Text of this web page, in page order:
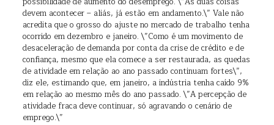
devem acontecer – aliás, já estão em andamento.\” Vale não
acredita que o grosso do ajuste no mercado de trabalho tenha
ocorrido em dezembro e janeiro. \”Como é um movimento de
desaceleração de demanda por conta da crise de crédito e de
confiança, mesmo que ela comece a ser restaurada, as quedas
de atividade em relação ao ano passado continuam fortes\”,
diz ele, estimando que, em janeiro, a indústria tenha caído 9%
em relação ao mesmo mês do ano passado. \”A percepção de
atividade fraca deve continuar, só agravando o cenário de
emprego.\”